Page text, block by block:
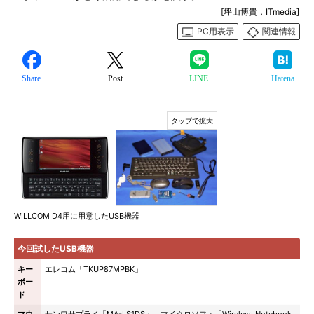
[坪山博貴，ITmedia]
PC用表示
関連情報
Share Post LINE Hatena
WILLCOM D4用に用意したUSB機器
今回試したUSB機器
キー
ボー
ド
エレコム「TKUP87MPBK」